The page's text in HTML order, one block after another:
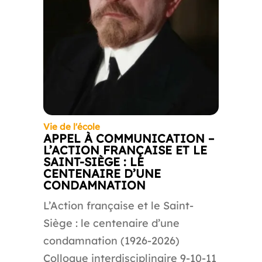
Vie de l'école
APPEL À COMMUNICATION –
L’ACTION FRANÇAISE ET LE
SAINT-SIÈGE : LE
CENTENAIRE D’UNE
CONDAMNATION
L’Action française et le Saint-
Siège : le centenaire d’une
condamnation (1926-2026)
Colloque interdisciplinaire 9-10-11